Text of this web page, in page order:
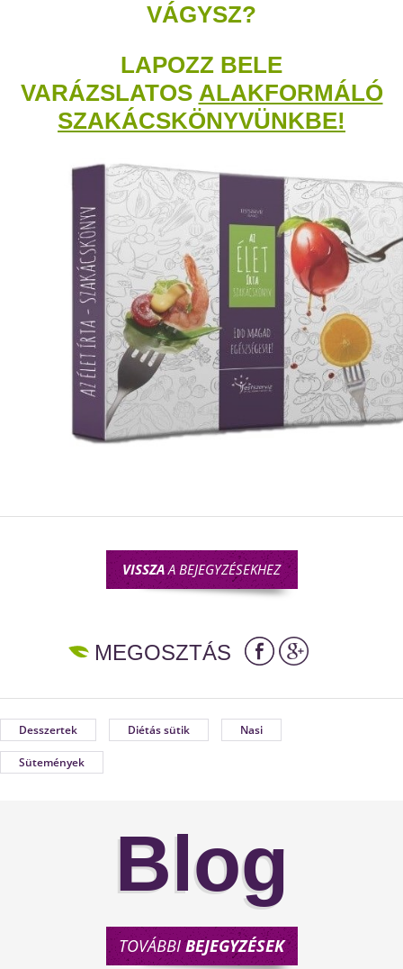
VÁGYSZ?
LAPOZZ BELE
VARÁZSLATOS ALAKFORMÁLÓ
SZAKÁCSKÖNYVÜNKBE!
VISSZAA BEJEGYZÉSEKHEZ
MEGOSZTÁS
Desszertek Diétás sütik Nasi
Sütemények
Blog
TOVÁBBIBEJEGYZÉSEK